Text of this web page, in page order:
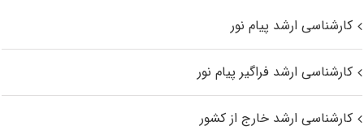
کارشناسی ارشد پیام نور
کارشناسی ارشد فراگیر پیام نور
کارشناسی ارشد خارج از کشور